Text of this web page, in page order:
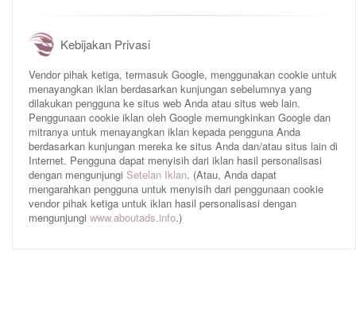
Kebijakan Privasi
Vendor pihak ketiga, termasuk Google, menggunakan cookie untuk
menayangkan iklan berdasarkan kunjungan sebelumnya yang
dilakukan pengguna ke situs web Anda atau situs web lain.
Penggunaan cookie iklan oleh Google memungkinkan Google dan
mitranya untuk menayangkan iklan kepada pengguna Anda
berdasarkan kunjungan mereka ke situs Anda dan/atau situs lain di
Internet. Pengguna dapat menyisih dari iklan hasil personalisasi
dengan mengunjungi Setelan Iklan. (Atau, Anda dapat
mengarahkan pengguna untuk menyisih dari penggunaan cookie
vendor pihak ketiga untuk iklan hasil personalisasi dengan
mengunjungi www.aboutads.info.)